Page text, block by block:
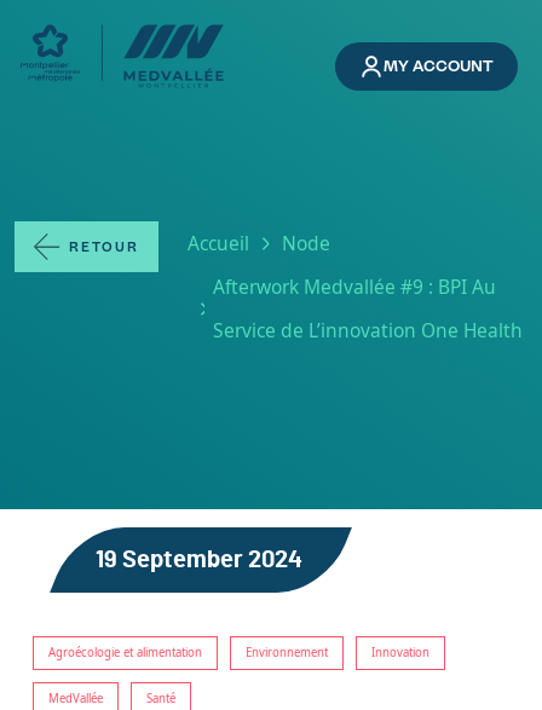
MY ACCOUNT
RETOUR Breadcrumb
Accueil
Node
Afterwork Medvallée #9 : BPI Au
Service de L’innovation One Health
19 September 2024
Agroécologie et alimentation Environnement Innovation
MedVallée Santé